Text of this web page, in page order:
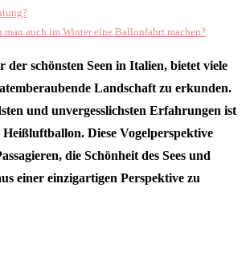
man auch im Winter eine Ballonfahrt machen?
der schönsten Seen in Italien, bietet viele
Landschaft zu erkunden.
und unvergesslichsten Erfahrungen ist
Diese Vogelperspektive
die Schönheit des Sees und
einer einzigartigen Perspektive zu